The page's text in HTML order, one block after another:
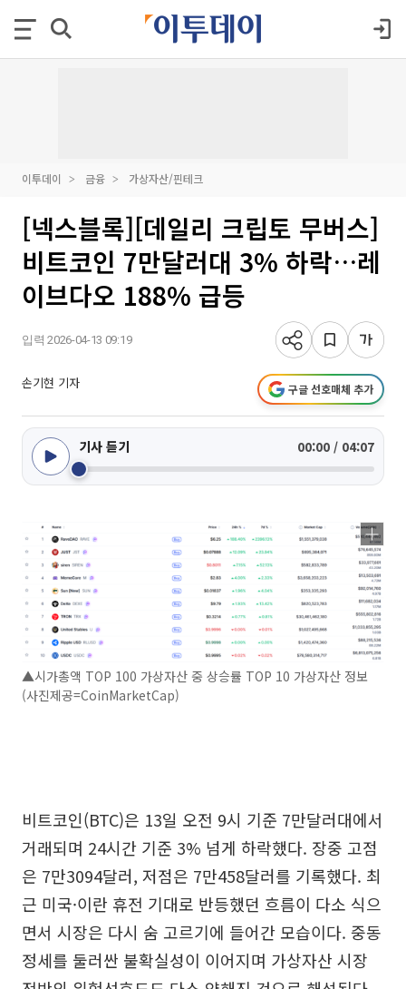
이투데이 금융 가상자산/핀테크
[넥스블록][데일리 크립토 무버스]
비트코인 7만달러대 3% 하락…레
이브다오 188% 급등
입력 2026-04-13 09:19
손기현 기자 구글 선호매체 추가
기사 듣기 00:00 / 04:07
▲시가총액 TOP 100 가상자산 중 상승률 TOP 10 가상자산 정보
(사진제공=CoinMarketCap)
비트코인(BTC)은 13일 오전 9시 기준 7만달러대에서
거래되며 24시간 기준 3% 넘게 하락했다. 장중 고점
은 7만3094달러, 저점은 7만458달러를 기록했다. 최
근 미국·이란 휴전 기대로 반등했던 흐름이 다소 식으
면서 시장은 다시 숨 고르기에 들어간 모습이다. 중동
정세를 둘러싼 불확실성이 이어지며 가상자산 시장